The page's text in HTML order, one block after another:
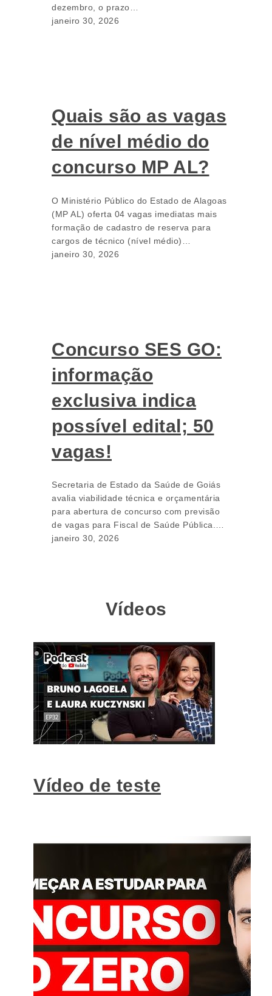
dezembro, o prazo…
janeiro 30, 2026
Quais são as vagas
de nível médio do
concurso MP AL?
O Ministério Público do Estado de Alagoas
(MP AL) oferta 04 vagas imediatas mais
formação de cadastro de reserva para
cargos de técnico (nível médio)…
janeiro 30, 2026
Concurso SES GO:
informação
exclusiva indica
possível edital; 50
vagas!
Secretaria de Estado da Saúde de Goiás
avalia viabilidade técnica e orçamentária
para abertura de concurso com previsão
de vagas para Fiscal de Saúde Pública.…
janeiro 30, 2026
Vídeos
Vídeo de teste